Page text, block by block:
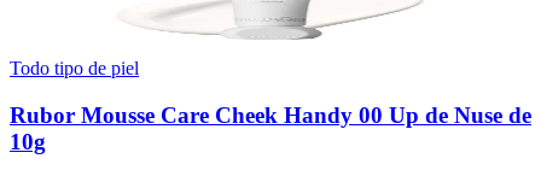
Todo tipo de piel
Rubor Mousse Care Cheek Handy 00 Up de Nuse de
10g